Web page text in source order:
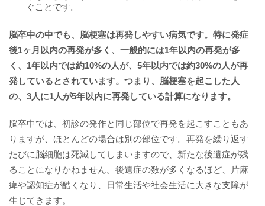
ぐことです。
脳卒中の中でも、脳梗塞は再発しやすい病気です。特に発症
後1ヶ月以内の再発が多く、一般的には1年以内の再発が多
く、1年以内では約10%の人が、5年以内では約30%の人が再
発しているとされています。つまり、脳梗塞を起こした人
の、3人に1人が5年以内に再発している計算になります。
脳卒中では、初診の発作と同じ部位で再発を起こすこともあ
りますが、ほとんどの場合は別の部位です。再発を繰り返す
たびに脳細胞は死滅してしまいますので、新たな後遺症が残
ることになりかねません。後遺症の数が多くなるほど、片麻
痺や認知症が酷くなり、日常生活や社会生活に大きな支障が
生じてきます。